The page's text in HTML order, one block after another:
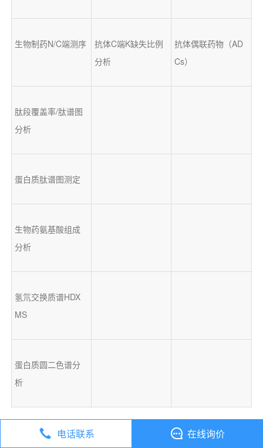
生物制药N/C端测序
抗体C端K缺失比例
分析
抗体偶联药物（AD
Cs）
肽段覆盖率/肽谱图
分析
蛋白质肽谱图测定
生物药氨基酸组成
分析
氢氘交换质谱HDX
MS
蛋白质圆二色谱分
析
联系我们 电话联系 在线询价